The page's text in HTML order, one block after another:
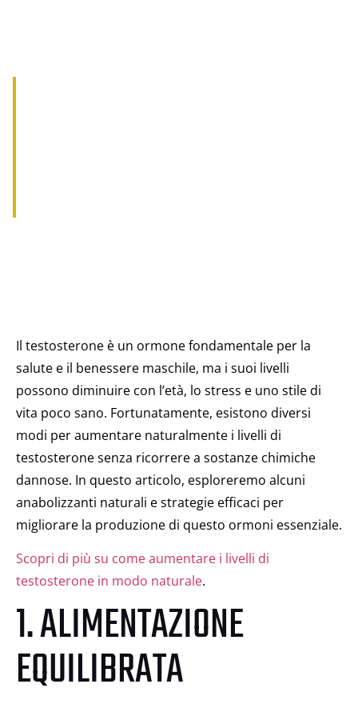
Il testosterone è un ormone fondamentale per la
salute e il benessere maschile, ma i suoi livelli
possono diminuire con l’età, lo stress e uno stile di
vita poco sano. Fortunatamente, esistono diversi
modi per aumentare naturalmente i livelli di
testosterone senza ricorrere a sostanze chimiche
dannose. In questo articolo, esploreremo alcuni
anabolizzanti naturali e strategie efficaci per
migliorare la produzione di questo ormoni essenziale.
Scopri di più su come aumentare i livelli di
testosterone in modo naturale.
1. ALIMENTAZIONE
EQUILIBRATA